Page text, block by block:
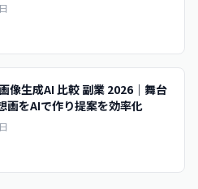
像生成AI 比較 副業 2026｜舞台
画をAIで作り提案を効率化